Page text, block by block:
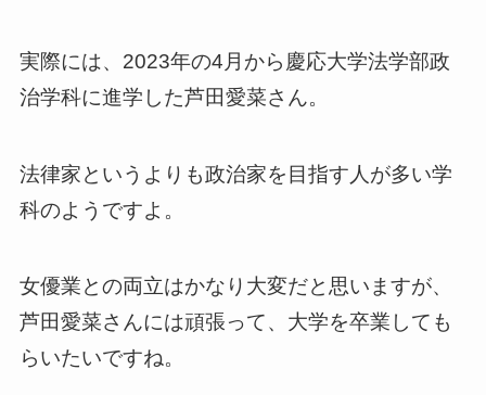
実際には、2023年の4月から慶応大学法学部政
治学科に進学した芦田愛菜さん。
法律家というよりも政治家を目指す人が多い学
科のようですよ。
女優業との両立はかなり大変だと思いますが、
芦田愛菜さんには頑張って、大学を卒業しても
らいたいですね。